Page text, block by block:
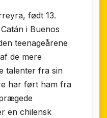
født 13.
i Buenos
teenageårene
de mere
talenter fra sin
har ført ham fra
en chilensk